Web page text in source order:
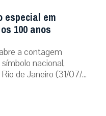
especial em
100 anos
a contagem
nacional,
de Janeiro (31/07/...